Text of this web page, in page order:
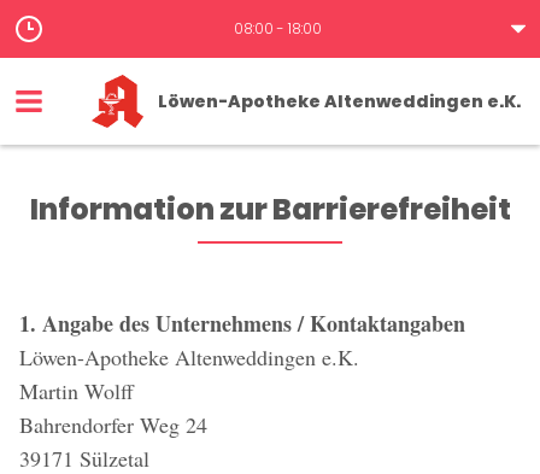
08:00 - 18:00
Löwen-Apotheke Altenweddingen e.K.
Information zur Barrierefreiheit
1. Angabe des Unternehmens / Kontaktangaben
Löwen-Apotheke Altenweddingen e.K.
Martin Wolff
Bahrendorfer Weg 24
39171 Sülzetal